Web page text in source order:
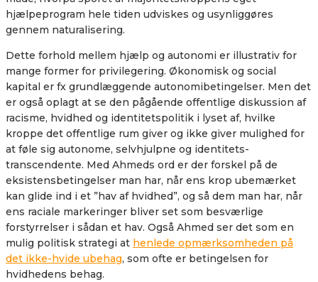
hjælpeprogram hele tiden udviskes og usynliggøres
gennem naturalisering.
Dette forhold mellem hjælp og autonomi er illustrativ for
mange former for privilegering. Økonomisk og social
kapital er fx grundlæggende autonomibetingelser. Men det
er også oplagt at se den pågående offentlige diskussion af
racisme, hvidhed og identitetspolitik i lyset af, hvilke
kroppe det offentlige rum giver og ikke giver mulighed for
at føle sig autonome, selvhjulpne og identitets-
transcendente. Med Ahmeds ord er der forskel på de
eksistensbetingelser man har, når ens krop ubemærket
kan glide ind i et ”hav af hvidhed”, og så dem man har, når
ens raciale markeringer bliver set som besværlige
forstyrrelser i sådan et hav. Også Ahmed ser det som en
mulig politisk strategi at henlede opmærksomheden på
det ikke-hvide ubehag, som ofte er betingelsen for
hvidhedens behag.